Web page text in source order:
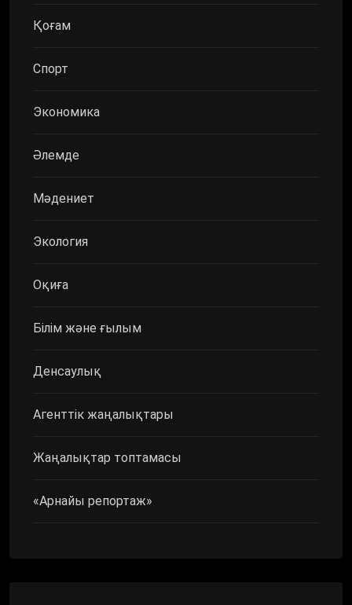
Қоғам
Спорт
Экономика
Әлемде
Мәдениет
Экология
Оқиға
Білім және ғылым
Денсаулық
Агенттік жаңалықтары
Жаңалықтар топтамасы
«Арнайы репортаж»